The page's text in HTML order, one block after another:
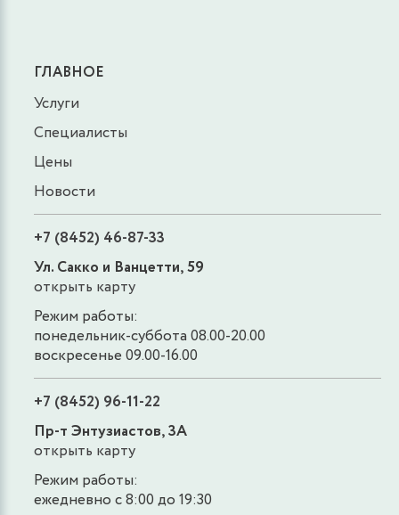
ГЛАВНОЕ
Услуги
Специалисты
Цены
Новости
+7 (8452) 46-87-33
Ул. Сакко и Ванцетти, 59
открыть карту
Режим работы:
понедельник-суббота 08.00-20.00
воскресенье 09.00-16.00
+7 (8452) 96-11-22
Пр-т Энтузиастов, 3А
открыть карту
Режим работы:
ежедневно с 8:00 до 19:30